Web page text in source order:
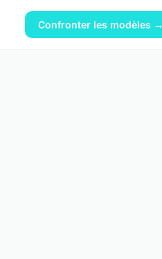
Confronter les modèles →